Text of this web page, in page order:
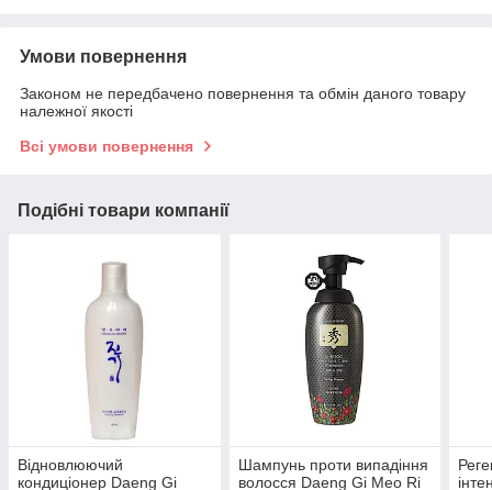
Умови повернення
Законом не передбачено повернення та обмін даного товару
належної якості
Всі умови повернення
Подібні товари компанії
Відновлюючий
кондиціонер Daeng Gi
Шампунь проти випадіння
волосся Daeng Gi Meo Ri